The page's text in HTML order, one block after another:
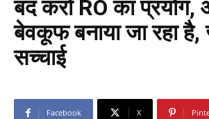
बंद करो RO का प्रयोग,
बेवकूफ बनाया जा रहा है,
सच्चाई
Facebook X